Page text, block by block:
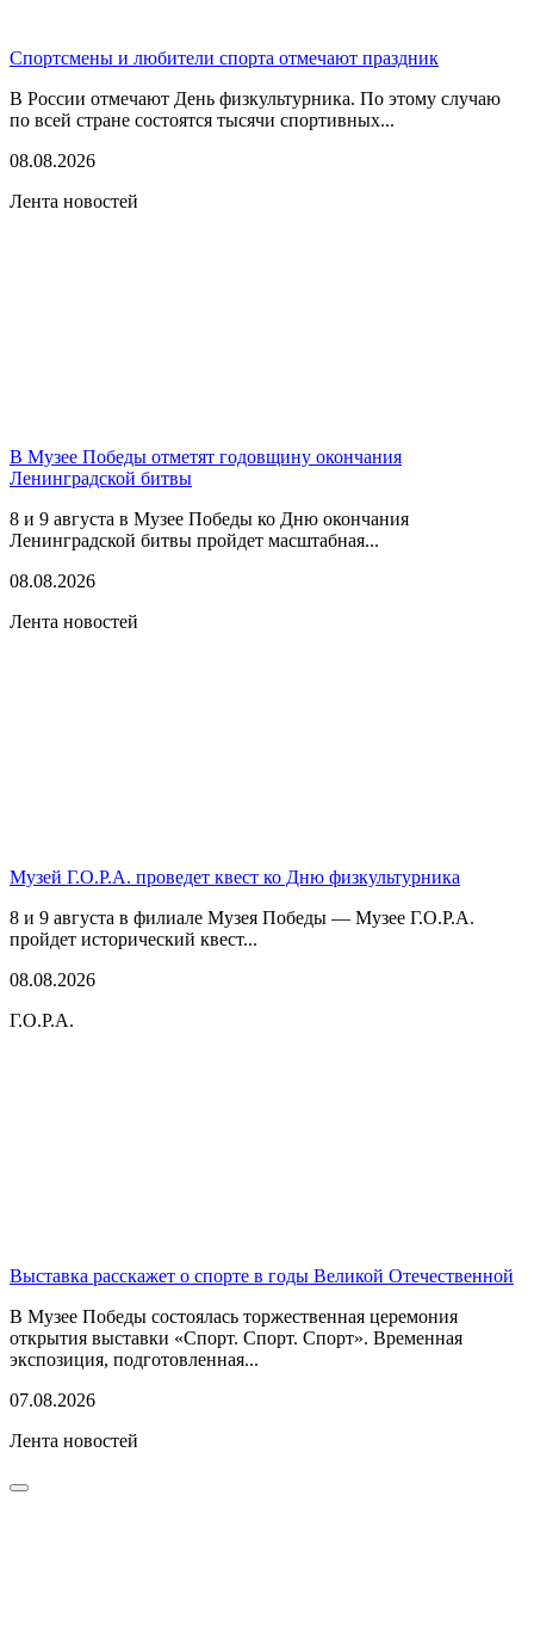
Спортсмены и любители спорта отмечают праздник
В России отмечают День физкультурника. По этому случаю
по всей стране состоятся тысячи спортивных...
08.08.2026
Лента новостей
В Музее Победы отметят годовщину окончания
Ленинградской битвы
8 и 9 августа в Музее Победы ко Дню окончания
Ленинградской битвы пройдет масштабная...
08.08.2026
Лента новостей
Музей Г.О.Р.А. проведет квест ко Дню физкультурника
8 и 9 августа в филиале Музея Победы — Музее Г.О.Р.А.
пройдет исторический квест...
08.08.2026
Г.О.Р.А.
Выставка расскажет о спорте в годы Великой Отечественной
В Музее Победы состоялась торжественная церемония
открытия выставки «Спорт. Спорт. Спорт». Временная
экспозиция, подготовленная...
07.08.2026
Лента новостей